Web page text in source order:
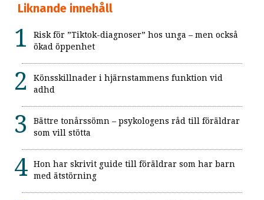
Liknande innehåll
Risk för ”Tiktok-diagnoser” hos unga – men också
ökad öppenhet
Könsskillnader i hjärnstammens funktion vid
adhd
Bättre tonårssömn – psykologens råd till föräldrar
som vill stötta
Hon har skrivit guide till föräldrar som har barn
med ätstörning